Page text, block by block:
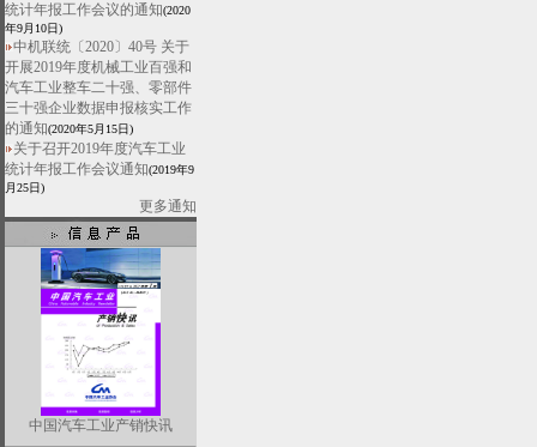
统计年报工作会议的通知(2020
年9月10日)
中机联统〔2020〕40号 关于
开展2019年度机械工业百强和
汽车工业整车二十强、零部件
三十强企业数据申报核实工作
的通知(2020年5月15日)
关于召开2019年度汽车工业
统计年报工作会议通知(2019年9
月25日)
更多通知
中国汽车工业产销快讯